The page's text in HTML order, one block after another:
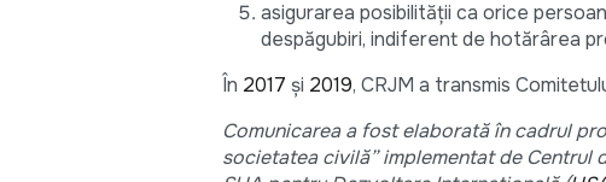
asigurarea posibilității ca orice
despăgubiri, indiferent de hotărârea
În 2017 și 2019, CRJM a transmis
Comunicarea a fost elaborată în cadrul
societatea civilă” implementat de Centrul